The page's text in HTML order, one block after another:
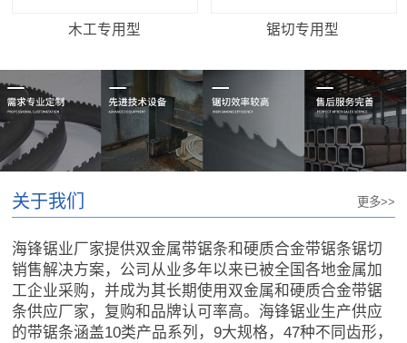
木工专用型 锯切专用型
更多>>
关于我们
海锋锯业厂家提供双金属带锯条和硬质合金带锯条锯切
销售解决方案，公司从业多年以来已被全国各地金属加
工企业采购，并成为其长期使用双金属和硬质合金带锯
条供应厂家，复购和品牌认可率高。海锋锯业生产供应
的带锯条涵盖10类产品系列，9大规格，47种不同齿形，